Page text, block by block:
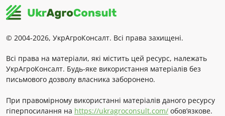
© 2004-2026, УкрАгроКонсалт. Всі права захищені.
Всі права на матеріали, які містить цей ресурс, належать
УкрАгроКонсалт. Будь-яке використання матеріалів без
письмового дозволу власника заборонено.
При правомірному використанні матеріалів даного ресурсу
гіперпосилання на https://ukragroconsult.com/ обов’язкове.